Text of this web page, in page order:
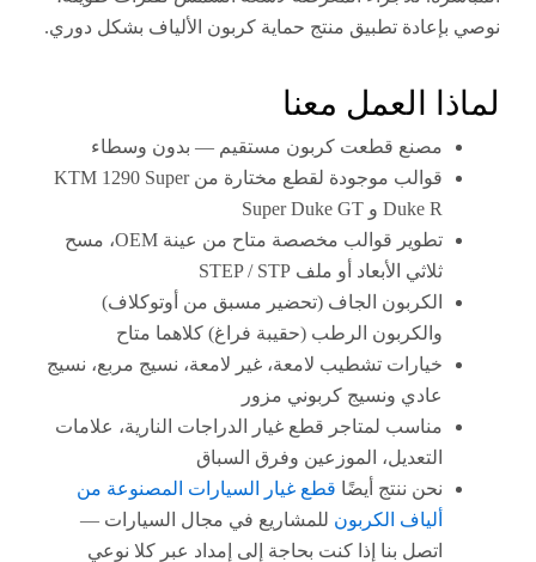
تطبيق منتج حماية كربون الألياف بشكل دوري.
العمل معنا
مصنع قطعت كربون مستقيم — بدون وسطاء
قوالب موجودة لقطع مختارة من KTM 1290 Super
تطوير قوالب مخصصة متاح من عينة OEM، مسح
ثلاثي الأبعاد أو ملف STEP / STP
الكربون الجاف (تحضير مسبق من أوتوكلاف)
والكربون الرطب (حقيبة فراغ) كلاهما متاح
خيارات تشطيب لامعة، غير لامعة، نسيج مربع، نسيج
عادي ونسيج كربوني مزور
مناسب لمتاجر قطع غيار الدراجات النارية، علامات
التعديل، الموزعين وفرق السباق
نحن ننتج أيضًاقطع غيار السيارات المصنوعة من
ألياف الكربونللمشاريع في مجال السيارات —
اتصل بنا إذا كنت بحاجة إلى إمداد عبر كلا نوعي